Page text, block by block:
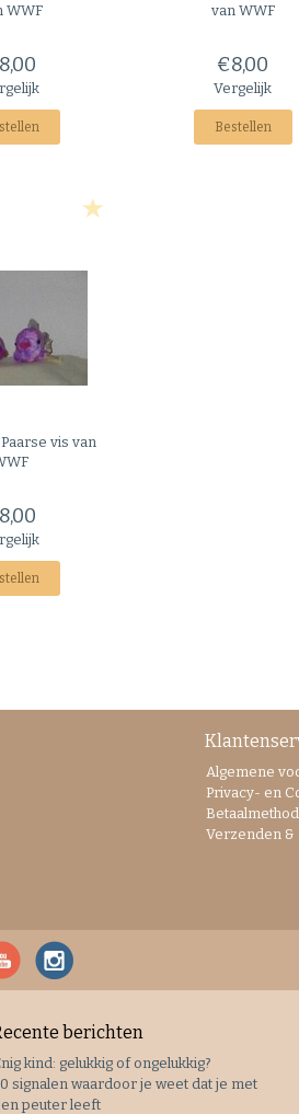
WWF
van WWF
€8,00
Vergelijk
Bestellen
Paarse vis van
Algemene
Privacy- en
Verzenden
berichten
kind: gelukkig of ongelukkig?
signalen waardoor je weet dat je met
peuter leeft